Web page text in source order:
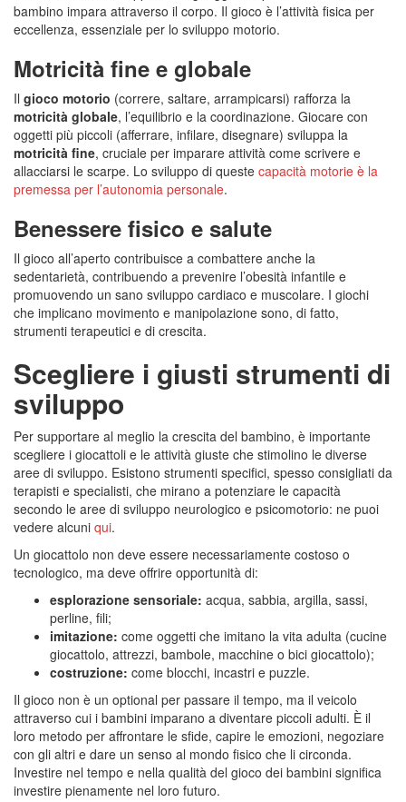
bambino impara attraverso il corpo. Il gioco è l’attività fisica per
eccellenza, essenziale per lo sviluppo motorio.
Motricità fine e globale
Il gioco motorio (correre, saltare, arrampicarsi) rafforza la
motricità globale, l’equilibrio e la coordinazione. Giocare con
oggetti più piccoli (afferrare, infilare, disegnare) sviluppa la
motricità fine, cruciale per imparare attività come scrivere e
allacciarsi le scarpe. Lo sviluppo di queste capacità motorie è la
premessa per l’autonomia personale.
Benessere fisico e salute
Il gioco all’aperto contribuisce a combattere anche la
sedentarietà, contribuendo a prevenire l’obesità infantile e
promuovendo un sano sviluppo cardiaco e muscolare. I giochi
che implicano movimento e manipolazione sono, di fatto,
strumenti terapeutici e di crescita.
Scegliere i giusti strumenti di
sviluppo
Per supportare al meglio la crescita del bambino, è importante
scegliere i giocattoli e le attività giuste che stimolino le diverse
aree di sviluppo. Esistono strumenti specifici, spesso consigliati da
terapisti e specialisti, che mirano a potenziare le capacità
secondo le aree di sviluppo neurologico e psicomotorio: ne puoi
vedere alcuni qui.
Un giocattolo non deve essere necessariamente costoso o
tecnologico, ma deve offrire opportunità di:
esplorazione sensoriale: acqua, sabbia, argilla, sassi,
perline, fili;
imitazione: come oggetti che imitano la vita adulta (cucine
giocattolo, attrezzi, bambole, macchine o bici giocattolo);
costruzione: come blocchi, incastri e puzzle.
Il gioco non è un optional per passare il tempo, ma il veicolo
attraverso cui i bambini imparano a diventare piccoli adulti. È il
loro metodo per affrontare le sfide, capire le emozioni, negoziare
con gli altri e dare un senso al mondo fisico che li circonda.
Investire nel tempo e nella qualità del gioco dei bambini significa
investire pienamente nel loro futuro.